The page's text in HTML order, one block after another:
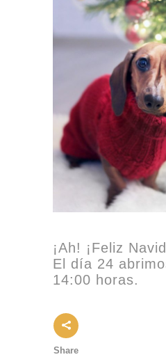
¡Ah! ¡Feliz
El día 24
14:00 horas.
Share